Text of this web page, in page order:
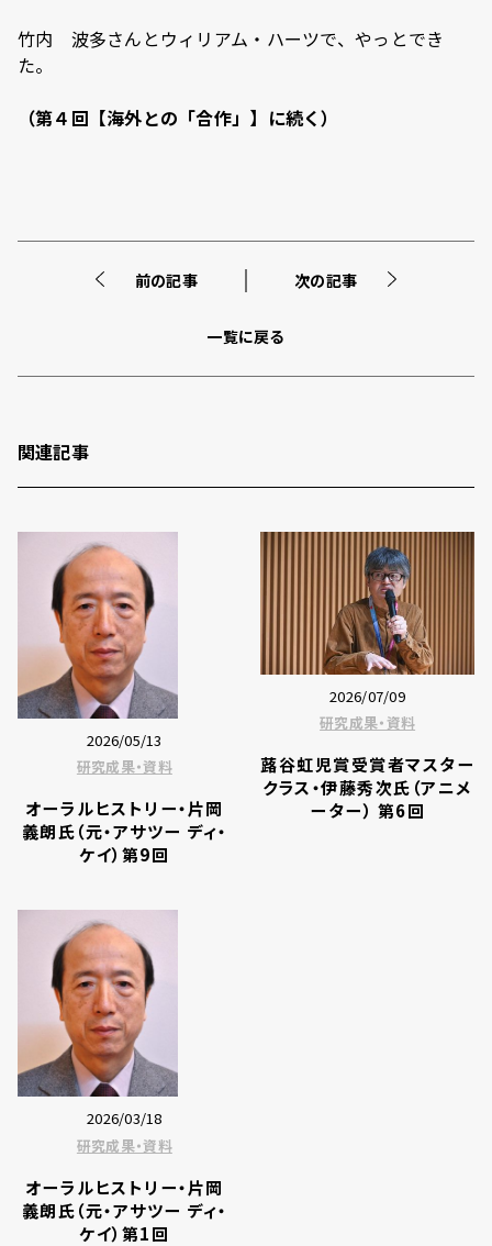
竹内 波多さんとウィリアム・ハーツで、やっとでき
た。
（第４回【海外との「合作」】に続く）
前の記事
一覧に戻る
次の記事
関連記事
2026/05/13
研究成果・資料
オーラルヒストリー・片岡
義朗氏（元・アサツー ディ・
ケイ）第9回
2026/07/09
研究成果・資料
蕗谷虹児賞受賞者マスター
クラス・伊藤秀次氏（アニメ
ーター） 第6回
2026/03/18
研究成果・資料
オーラルヒストリー・片岡
義朗氏（元・アサツー ディ・
ケイ）第1回